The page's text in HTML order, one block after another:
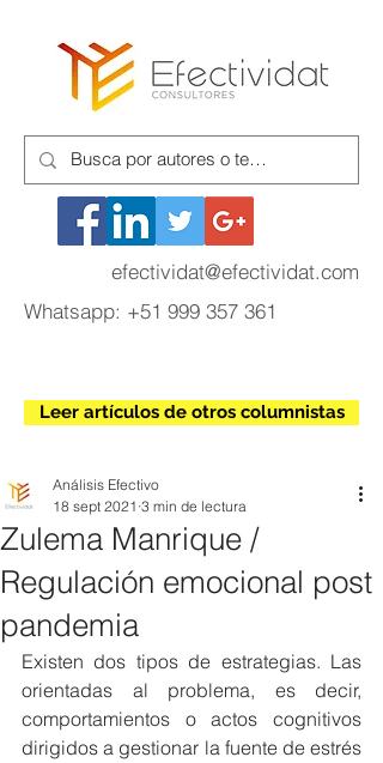
efectividat@efectividat.com
Whatsapp: +51 999 357 361
Leer artículos de otros columnistas
Zulema Manrique /
Regulación emocional post
pandemia
Análisis Efectivo
18 sept 2021 3 min de lectura
Existen dos tipos de estrategias. Las
orientadas al problema, es decir,
comportamientos o actos cognitivos
dirigidos a gestionar la fuente de estrés